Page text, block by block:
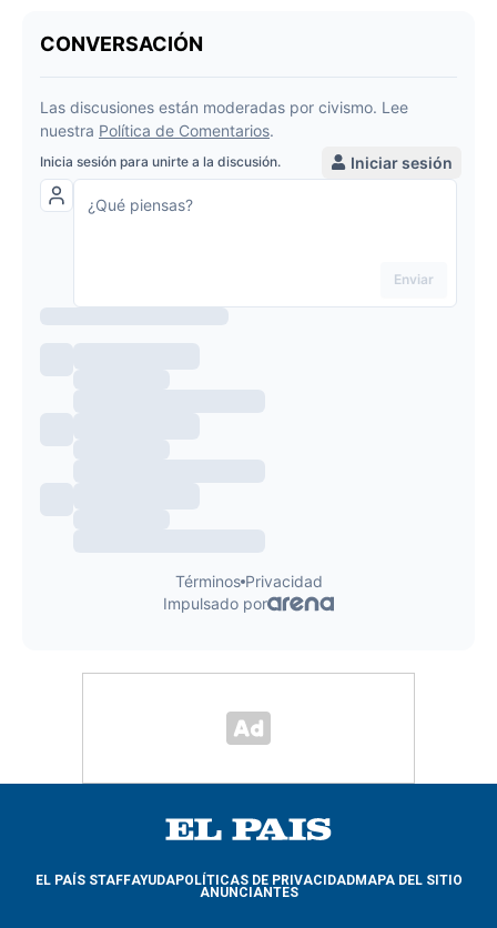
EL PAÍS STAFFAYUDAPOLÍTICAS DE PRIVACIDADMAPA DEL SITIO
ANUNCIANTES